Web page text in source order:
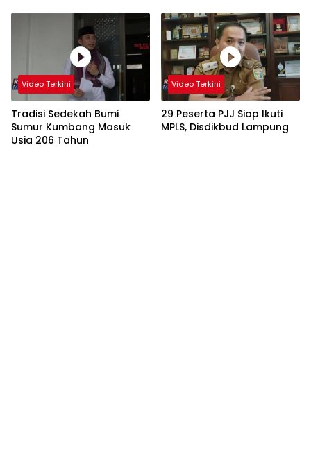
Video Terkini
Tradisi Sedekah Bumi
Sumur Kumbang Masuk
Usia 206 Tahun
Video Terkini
29 Peserta PJJ Siap Ikuti
MPLS, Disdikbud Lampung